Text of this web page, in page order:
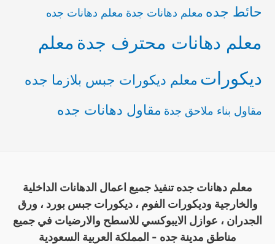
حائط جده معلم دهانات جدة معلم دهانات جده
معلم دهانات محترف جدة معلم
ديكورات معلم ديكورات جبس بلازما جده
مقاول بناء ملاحق جدة مقاول دهانات جده
معلم دهانات جده تنفيذ جميع اعمال الدهانات الداخلية
والخارجية وديكورات الفوم ، ديكورات جبس بورد ، ورق
الجدران ، عوازل الايبوكسي للاسطح والارضيات في جميع
مناطق مدينة جده - المملكة العربية السعودية